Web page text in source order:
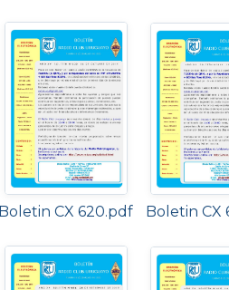
Boletin CX 620.pdf Boletin CX